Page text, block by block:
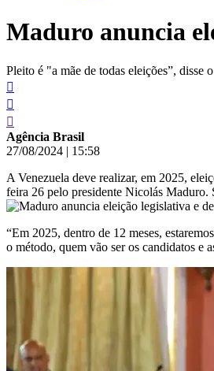
conteúdo
Maduro anuncia
Pleito é "a mãe de todas eleições”, disse
Agência Brasil
27/08/2024 | 15:58
A Venezuela deve realizar, em 2025,
feira 26 pelo presidente Nicolás Maduro.
“Em 2025, dentro de 12 meses,
o método, quem vão ser os candidatos e